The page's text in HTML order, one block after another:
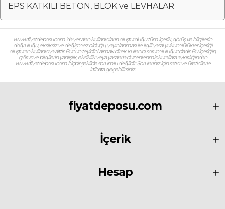
EPS KATKILI BETON, BLOK ve LEVHALAR
www.fiyatdeposu.com ‘da yer alan kullanıcıların oluşturduğu tüm içerik, görüş ve bilgilerin
doğruluğu, eksiksiz ve değişmez olduğu, yayınlanması ile ilgili yasal yükümlülükler içeriği
oluşturan kullanıcıya aittir. Bunun teyidini almak direk kullanıcı sorumluluğundadır. Bu içeriğin,
görüş ve bilgilerin yanlışlık, eksiklik veya yasalarla düzenlenmiş kurallara aykırılığından
www.fiyatdeposu.com hiçbir şekilde sorumlu değildir. Sorularınız için satıcı ve üreticilerle
irtibata geçebilirsiniz.
fiyatdeposu.com
İçerik
Hesap